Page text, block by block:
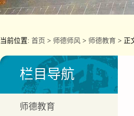
当前位置: 首页 > 师德师风 > 师德教育 > 正
栏目导航
师德教育